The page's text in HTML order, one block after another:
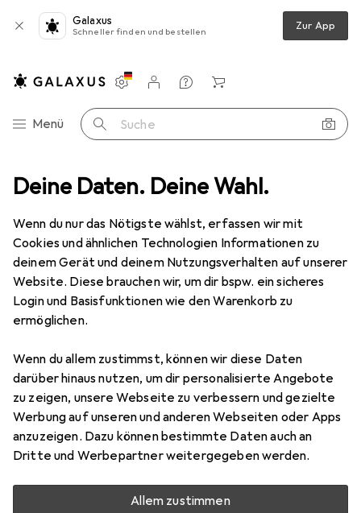
Deine Daten. Deine Wahl.
Wenn du nur das Nötigste wählst, erfassen wir mit
Cookies und ähnlichen Technologien Informationen zu
deinem Gerät und deinem Nutzungsverhalten auf unserer
Website. Diese brauchen wir, um dir bspw. ein sicheres
Login und Basisfunktionen wie den Warenkorb zu
ermöglichen.
Wenn du allem zustimmst, können wir diese Daten
darüber hinaus nutzen, um dir personalisierte Angebote
zu zeigen, unsere Webseite zu verbessern und gezielte
Werbung auf unseren und anderen Webseiten oder Apps
anzuzeigen. Dazu können bestimmte Daten auch an
Dritte und Werbepartner weitergegeben werden.
Allem zustimmen
Galaxus
Schneller finden und bestellen Zur App
Navigation nach Kategorien
Menü Suche
Einstellungen
Kundenkonto
Vergleichslisten
Merklisten
Warenkorb
Drehmomentschlüssel Gedore 87923 Aufsteckringschlüssel Z
−7%
Preis in EUR inkl. MwSt.
EUR
46,72 statt
Schneller lieferbar
Angebot fürEUR
82,98
Bewertungen Marke
Mehr von Gedore